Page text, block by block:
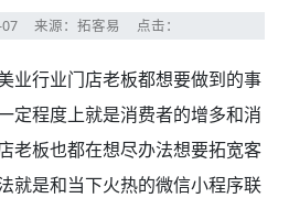
07 来源：拓客易 点击：
业行业门店老板都想要做到的事
定程度上就是消费者的增多和消
老板也都在想尽办法想要拓宽客
就是和当下火热的微信小程序联